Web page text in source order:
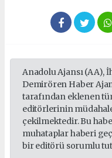
Anadolu Ajansı (AA),
Demirören Haber
tarafından eklenen
editörlerinin
çekilmektedir. Bu
muhataplar haberi
bir editörü sorumlu